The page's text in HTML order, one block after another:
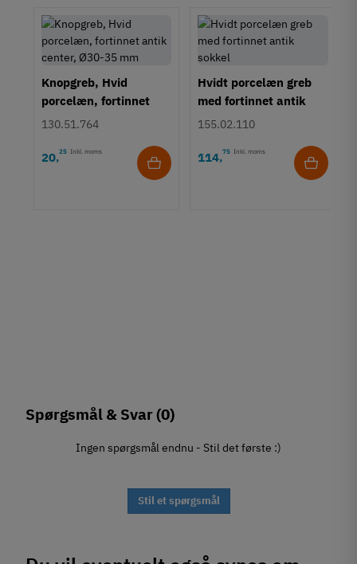
Knopgreb, Hvid
porcelæn, fortinnet
antik center, Ø30-35
130.51.764
20,25 Inkl. moms
Hvidt porcelæn greb
med fortinnet antik
sokkel
155.02.110
114,75 Inkl. moms
Spørgsmål & Svar(0)
Ingen spørgsmål endnu - Stil det første :)
Stil et spørgsmål